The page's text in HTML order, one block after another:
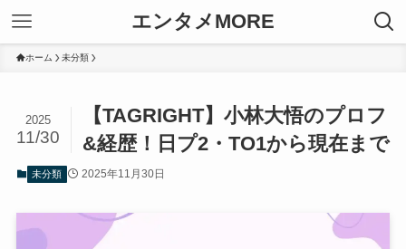
エンタメMORE
ホーム 未分類
【TAGRIGHT】小林大悟のプロフ
&経歴！日プ2・TO1から現在まで
2025
11/30
未分類 2025年11月30日